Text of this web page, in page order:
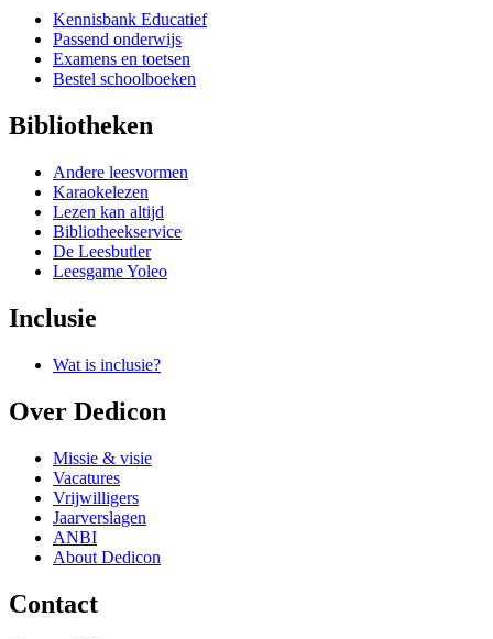
Kennisbank Educatief
Passend onderwijs
Examens en toetsen
Bestel schoolboeken
Bibliotheken
Andere leesvormen
Karaokelezen
Lezen kan altijd
Bibliotheekservice
De Leesbutler
Leesgame Yoleo
Inclusie
Wat is inclusie?
Over Dedicon
Missie & visie
Vacatures
Vrijwilligers
Jaarverslagen
ANBI
About Dedicon
Contact